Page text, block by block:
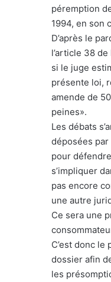
péremption
1994, en son
D’après le
l’article 38
si le juge
présente loi,
amende de
peines».
Les débats
déposées
pour
s’impliquer
pas encore
une autre
Ce sera une
C’est donc
dossier afin
les